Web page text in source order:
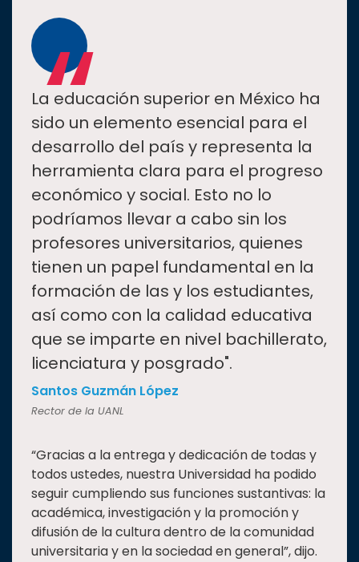
“
La educación superior en México ha
sido un elemento esencial para el
desarrollo del país y representa la
herramienta clara para el progreso
económico y social. Esto no lo
podríamos llevar a cabo sin los
profesores universitarios, quienes
tienen un papel fundamental en la
formación de las y los estudiantes,
así como con la calidad educativa
que se imparte en nivel bachillerato,
licenciatura y posgrado".
Santos Guzmán López
Rector de la UANL
“Gracias a la entrega y dedicación de todas y
todos ustedes, nuestra Universidad ha podido
seguir cumpliendo sus funciones sustantivas: la
académica, investigación y la promoción y
difusión de la cultura dentro de la comunidad
universitaria y en la sociedad en general”, dijo.